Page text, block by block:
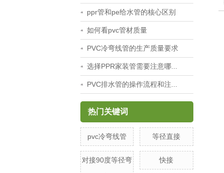
ppr管和pe给水管的核心区别
如何看pvc管材质量
PVC冷弯线管的生产质量要求
选择PPR家装管需要注意哪...
PVC排水管的操作流程和注...
热门关键词
pvc冷弯线管 等径直接
对接90度等径弯 快接